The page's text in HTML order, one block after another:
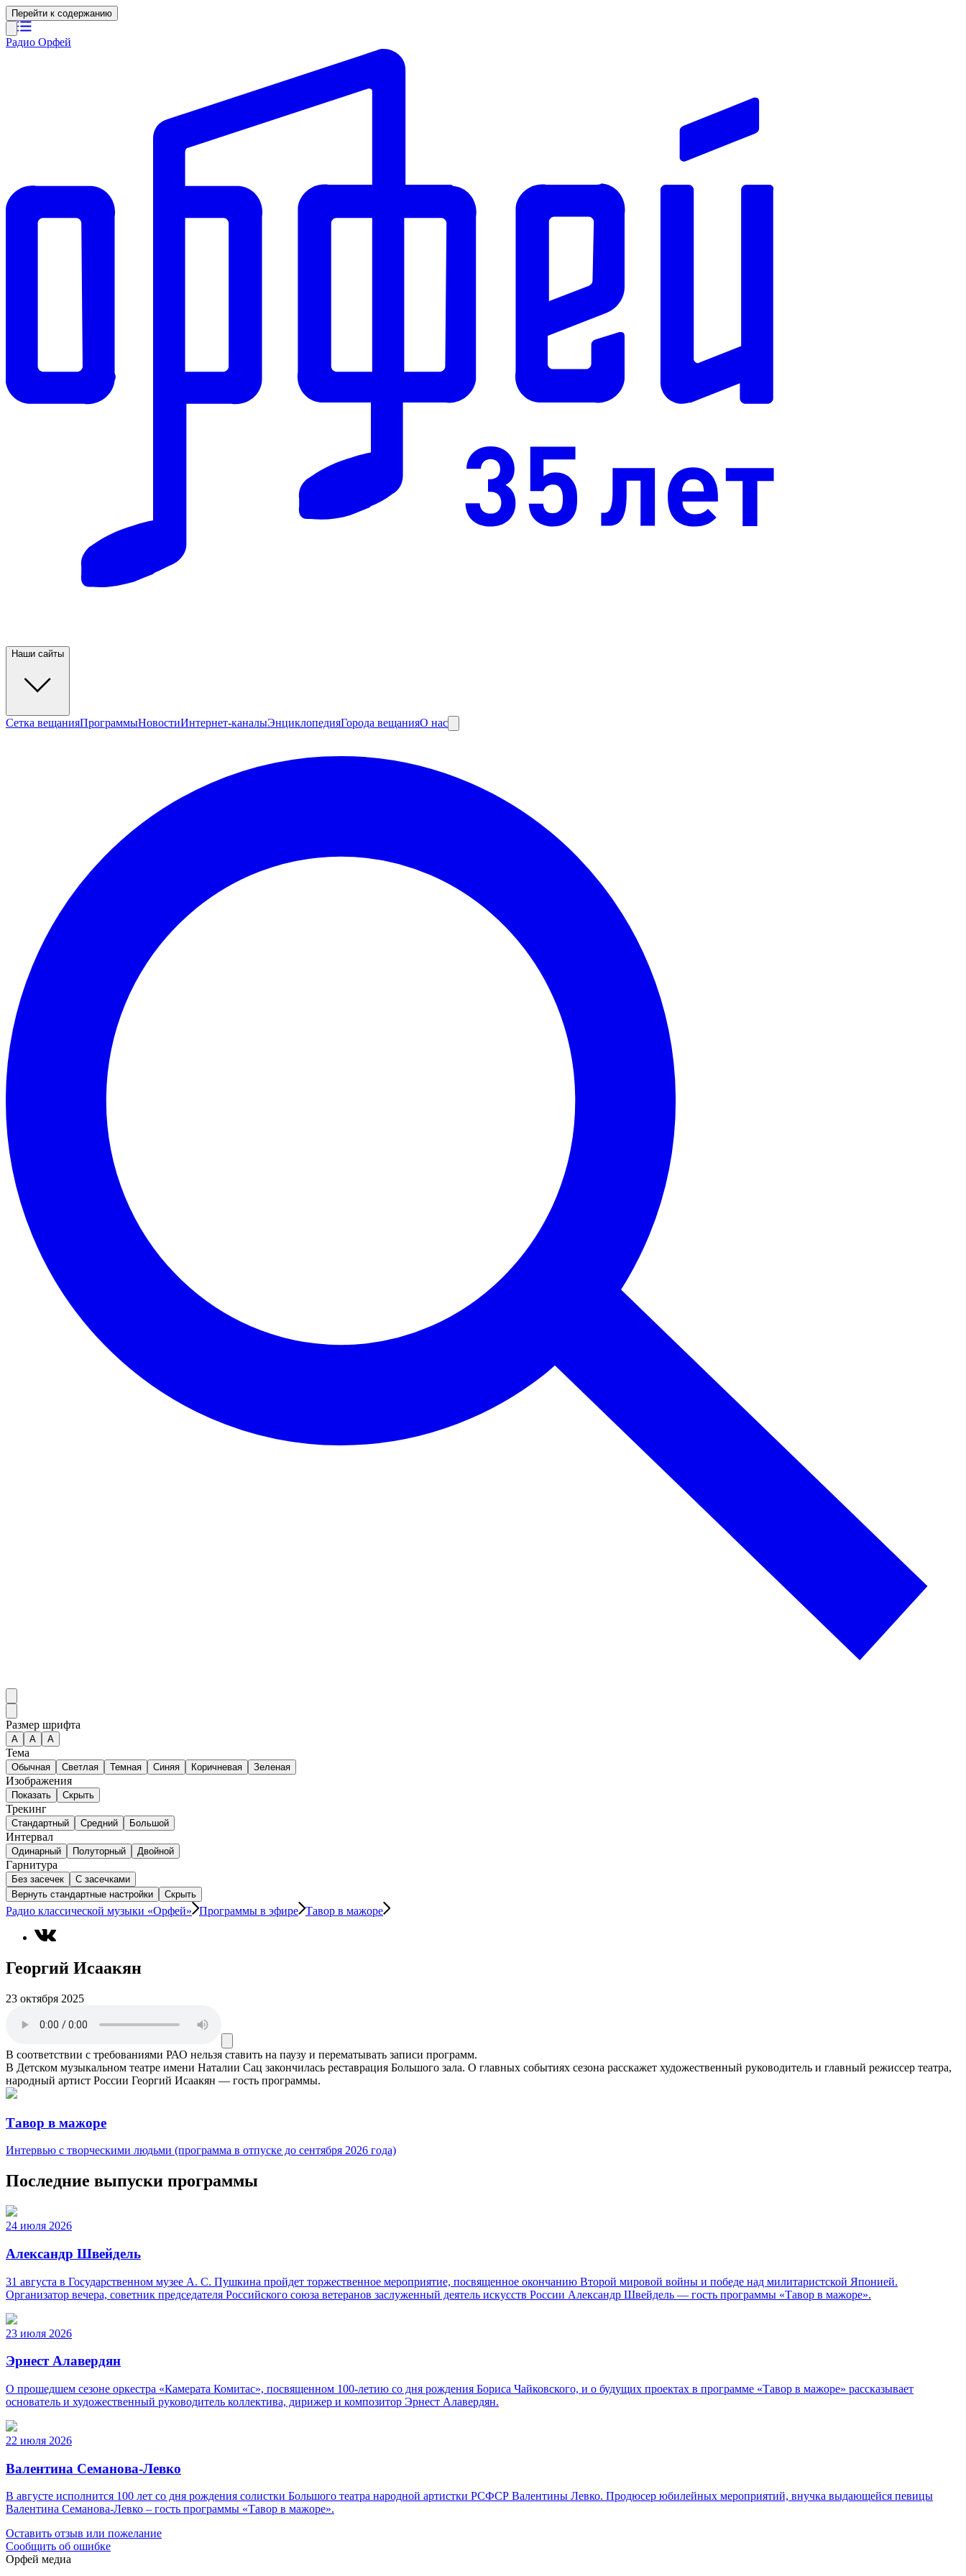
Перейти к содержанию
Радио Орфей
Наши сайты
Сетка вещанияПрограммыНовостиИнтернет-каналыЭнциклопедияГорода вещанияО нас
Размер шрифта
А A A
Тема
Обычная Светлая Темная Синяя Коричневая Зеленая
Изображения
Показать Скрыть
Трекинг
Стандартный Средний Большой
Интервал
Одинарный Полуторный Двойной
Гарнитура
Без засечек
С засечками
Вернуть стандартные настройки
Скрыть
Радио классической музыки «Орфей» Программы в эфире Тавор в мажоре
Георгий Исаакян
23 октября 2025
В соответствии с требованиями РАО нельзя ставить на паузу и перематывать записи программ.
В Детском музыкальном театре имени Наталии Сац закончилась реставрация Большого зала. О главных событиях сезона расскажет художественный руководитель и главный режиссер театра,
народный артист России Георгий Исаакян — гость программы.
Тавор в мажоре
Интервью с творческими людьми (программа в отпуске до сентября 2026 года)
Последние выпуски программы
24 июля 2026
Александр Швейдель
31 августа в Государственном музее А. С. Пушкина пройдет торжественное мероприятие, посвященное окончанию Второй мировой войны и победе над милитаристской Японией.
Организатор вечера, советник председателя Российского союза ветеранов заслуженный деятель искусств России Александр Швейдель — гость программы «Тавор в мажоре».
23 июля 2026
Эрнест Алавердян
О прошедшем сезоне оркестра «Камерата Комитас», посвященном 100-летию со дня рождения Бориса Чайковского, и о будущих проектах в программе «Тавор в мажоре» рассказывает
основатель и художественный руководитель коллектива, дирижер и композитор Эрнест Алавердян.
22 июля 2026
Валентина Семанова-Левко
В августе исполнится 100 лет со дня рождения солистки Большого театра народной артистки РСФСР Валентины Левко. Продюсер юбилейных мероприятий, внучка выдающейся певицы
Валентина Семанова-Левко – гость программы «Тавор в мажоре».
Оставить отзыв или пожелание
Сообщить об ошибке
Орфей медиа